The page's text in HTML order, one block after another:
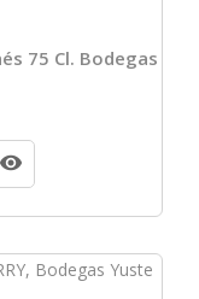
75 Cl. Bodegas